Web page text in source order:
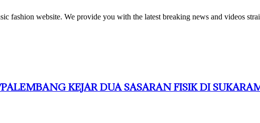
fashion website. We provide you with the latest breaking news and videos
KEJAR DUA SASARAN FISIK DI